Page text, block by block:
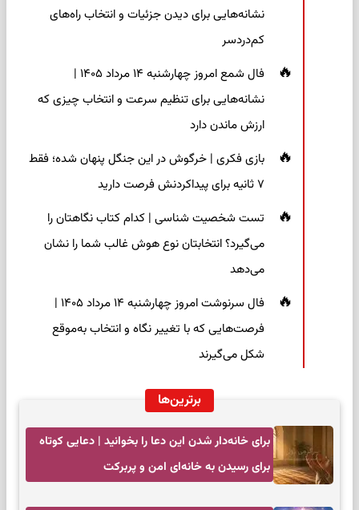
نشانه‌هایی برای دیدن جزئیات و انتخاب راه‌های
کم‌دردسر
فال شمع امروز چهارشنبه ۱۴ مرداد ۱۴۰۵ |
نشانه‌هایی برای تنظیم سرعت و انتخاب چیزی که
ارزش ماندن دارد
بازی فکری | خرگوش در این جنگل پنهان شده؛ فقط
۷ ثانیه برای پیداکردنش فرصت دارید
تست شخصیت شناسی | کدام کتاب نگاهتان را
می‌گیرد؟ انتخابتان نوع هوش غالب شما را نشان
می‌دهد
فال سرنوشت امروز چهارشنبه ۱۴ مرداد ۱۴۰۵ |
فرصت‌هایی که با تغییر نگاه و انتخاب به‌موقع
شکل می‌گیرند
برترین‌ها
برای خانه‌دار شدن این دعا را بخوانید | دعایی کوتاه
برای رسیدن به خانه‌ای امن و پربرکت